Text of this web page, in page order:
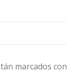
marcados con